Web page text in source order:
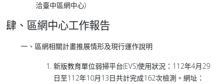
洽臺中區網中心)
肆 、區網中心工作報告
一、區網相關計畫推展情形及現行運作說明
新版教育單位弱掃平台(EVS)使用狀況：112年4月29
日至112年10月13日共計完成162次檢測。網址：